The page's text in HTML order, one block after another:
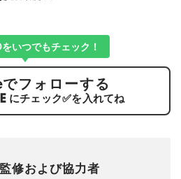
いつでもチェック！
でフォローする
にチェック✅を入れてね
修および協力者